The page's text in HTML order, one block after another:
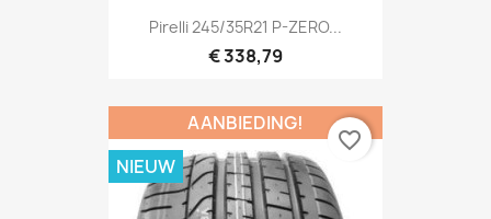
Pirelli 245/35R21 P-ZERO...
€ 338,79
AANBIEDING!
NIEUW
favorite_border